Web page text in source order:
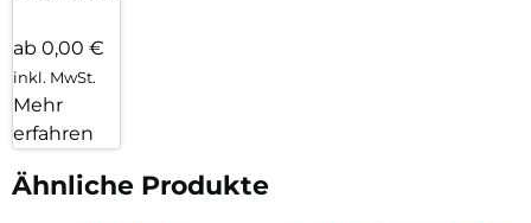
ab 0,00 €
inkl. MwSt.
Mehr
erfahren
Ähnliche Produkte